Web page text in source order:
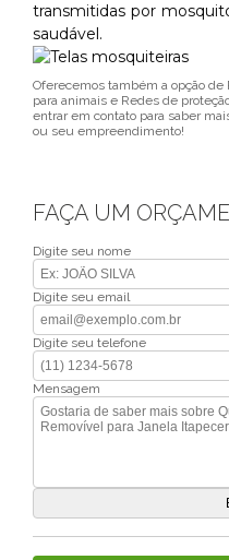
transmitidas por
saudável.
Oferecemos também a opção
para animais e Redes de
entrar em contato para saber
ou seu empreendimento!
FAÇA UM
Digite seu nome
Digite seu email
Digite seu telefone
Mensagem